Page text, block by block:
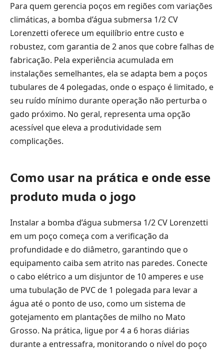
Para quem gerencia poços em regiões com variações
climáticas, a bomba d’água submersa 1/2 CV
Lorenzetti oferece um equilíbrio entre custo e
robustez, com garantia de 2 anos que cobre falhas de
fabricação. Pela experiência acumulada em
instalações semelhantes, ela se adapta bem a poços
tubulares de 4 polegadas, onde o espaço é limitado, e
seu ruído mínimo durante operação não perturba o
gado próximo. No geral, representa uma opção
acessível que eleva a produtividade sem
complicações.
Como usar na prática e onde esse
produto muda o jogo
Instalar a bomba d’água submersa 1/2 CV Lorenzetti
em um poço começa com a verificação da
profundidade e do diâmetro, garantindo que o
equipamento caiba sem atrito nas paredes. Conecte
o cabo elétrico a um disjuntor de 10 amperes e use
uma tubulação de PVC de 1 polegada para levar a
água até o ponto de uso, como um sistema de
gotejamento em plantações de milho no Mato
Grosso. Na prática, ligue por 4 a 6 horas diárias
durante a entressafra, monitorando o nível do poço